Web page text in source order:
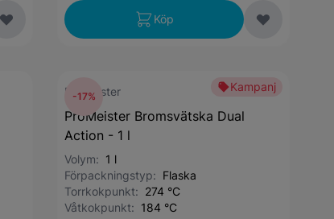
Köp
Kampanj
ProMeister
ProMeister Bromsvätska Dual
Action - 1 l
Volym: 1 l
Förpackningstyp: Flaska
Torrkokpunkt: 274 °C
Våtkokpunkt: 184 °C
-17%